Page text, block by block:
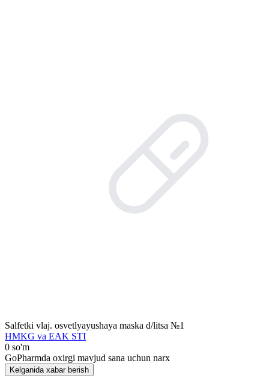
Salfetki vlaj. osvetlyayushaya maska d/litsa №1
HMKG va EAK STI
0 so'm
GoPharmda oxirgi mavjud sana uchun narx
Kelganida xabar berish